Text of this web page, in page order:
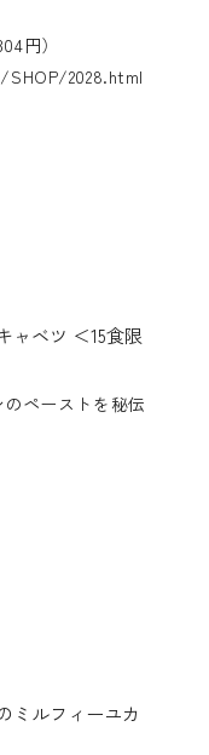
円）
2028.html
ベツ ＜15食限
ペーストを秘伝
ミルフィーユカ